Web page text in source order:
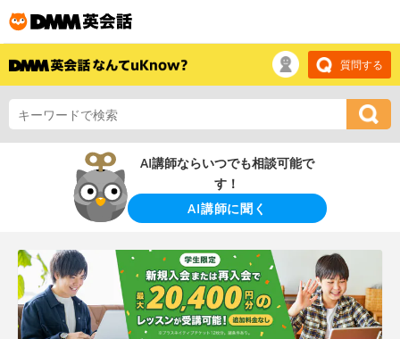
質問する
AI講師ならいつでも相談可能で
す！
AI講師に聞く